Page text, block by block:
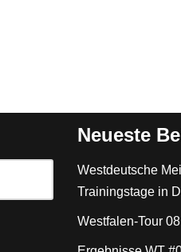
Neueste
Westdeutsche
Trainingstage in
Westfalen-Tour